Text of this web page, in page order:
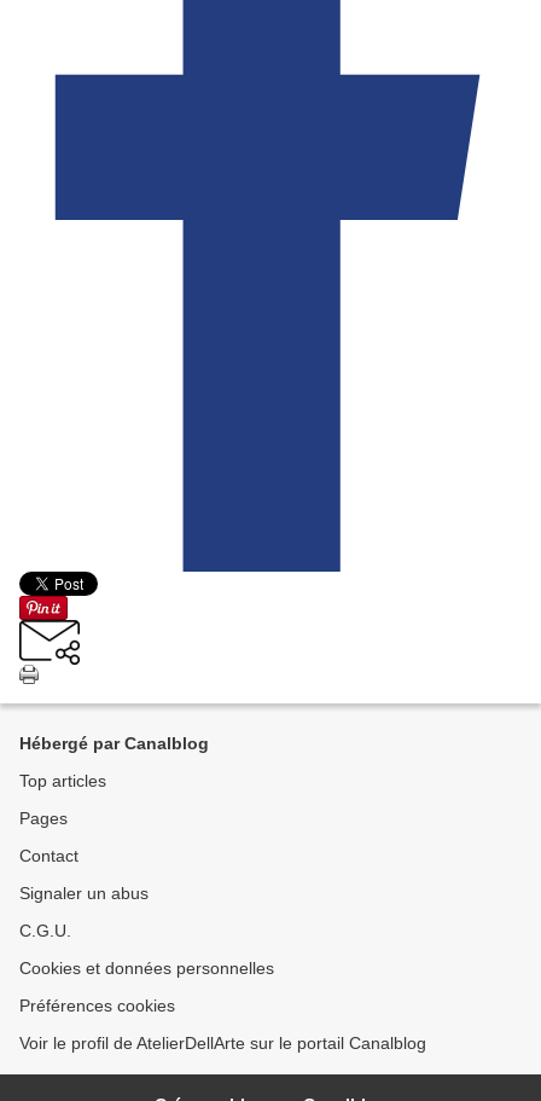
Hébergé par Canalblog
Top articles
Pages
Contact
Signaler un abus
C.G.U.
Cookies et données personnelles
Préférences cookies
Voir le profil de AtelierDellArte sur le portail Canalblog